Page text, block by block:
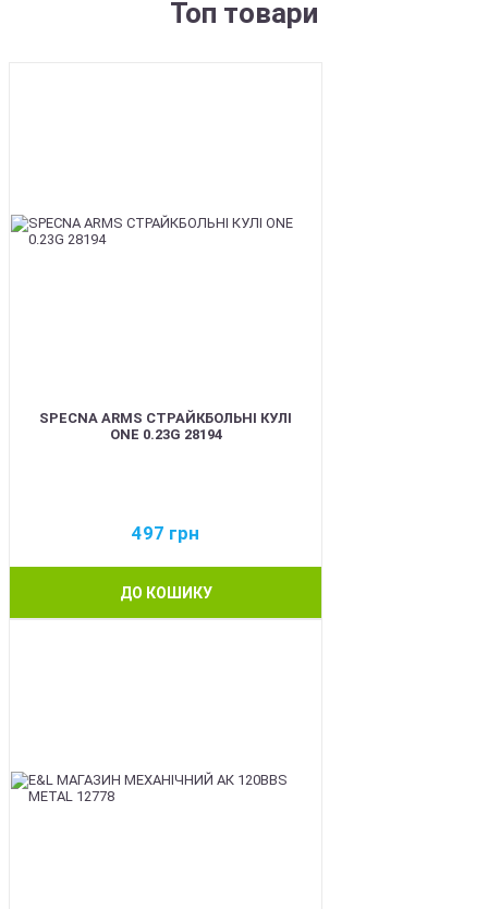
Топ товари
SPECNA ARMS СТРАЙКБОЛЬНІ КУЛІ
ONE 0.23G 28194
497 грн
ДО КОШИКУ